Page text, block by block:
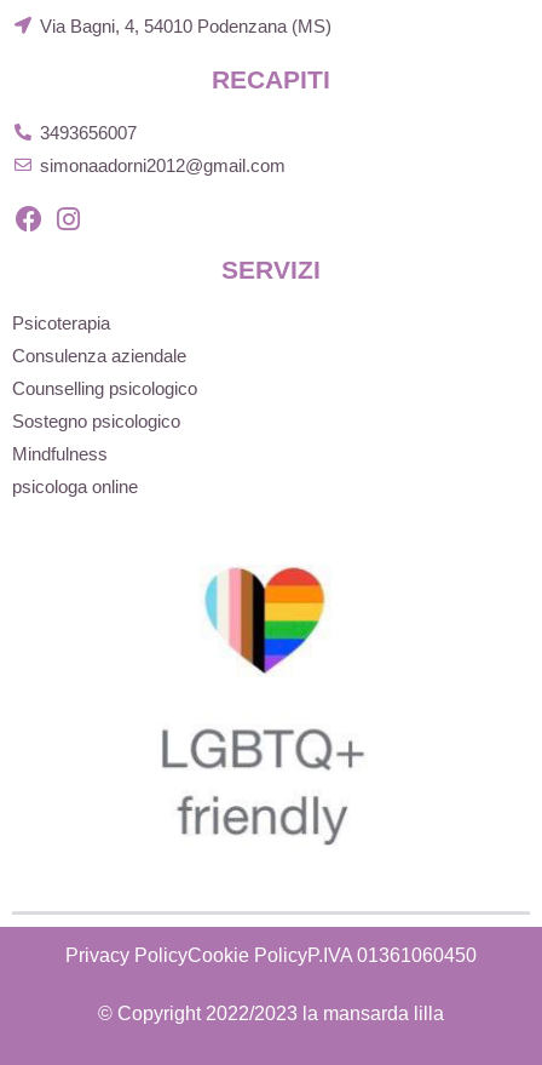
Via Bagni, 4, 54010 Podenzana (MS)
RECAPITI
3493656007
simonaadorni2012@gmail.com
SERVIZI
Psicoterapia
Consulenza aziendale
Counselling psicologico
Sostegno psicologico
Mindfulness
psicologa online
Privacy PolicyCookie PolicyP.IVA 01361060450
© Copyright 2022/2023 la mansarda lilla